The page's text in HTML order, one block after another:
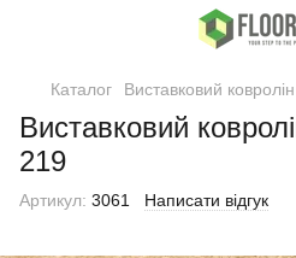
Каталог Виставковий ковролін
Виставковий
219
Артикул: 3061 Написати відгук